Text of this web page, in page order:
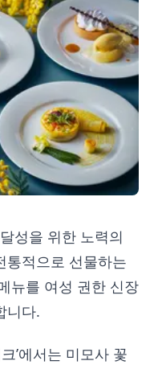
성을 위한 노력의
통적으로 선물하는
뉴를 여성 권한 신장
니다.
’에서는 미모사 꽃